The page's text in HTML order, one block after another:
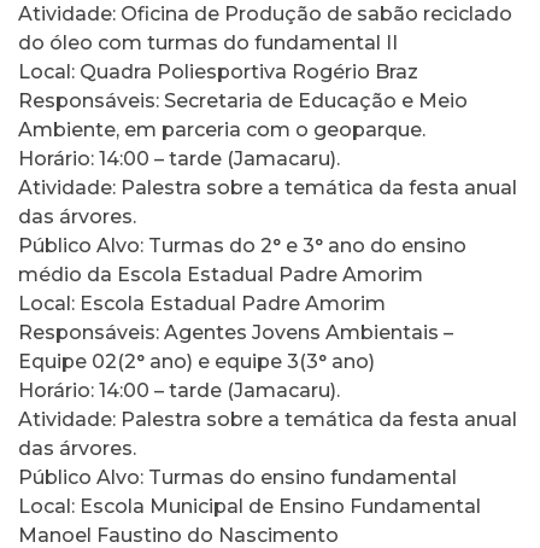
Atividade: Oficina de Produção de sabão reciclado
do óleo com turmas do fundamental II
Local: Quadra Poliesportiva Rogério Braz
Responsáveis: Secretaria de Educação e Meio
Ambiente, em parceria com o geoparque.
Horário: 14:00 – tarde (Jamacaru).
Atividade: Palestra sobre a temática da festa anual
das árvores.
Público Alvo: Turmas do 2° e 3° ano do ensino
médio da Escola Estadual Padre Amorim
Local: Escola Estadual Padre Amorim
Responsáveis: Agentes Jovens Ambientais –
Equipe 02(2° ano) e equipe 3(3° ano)
Horário: 14:00 – tarde (Jamacaru).
Atividade: Palestra sobre a temática da festa anual
das árvores.
Público Alvo: Turmas do ensino fundamental
Local: Escola Municipal de Ensino Fundamental
Manoel Faustino do Nascimento